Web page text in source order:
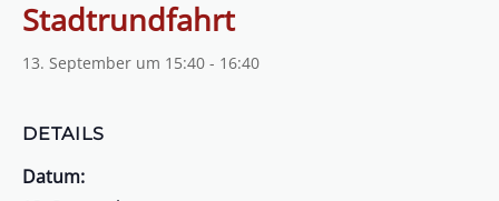
Stadtrundfahrt
13. September um 15:40 - 16:40
DETAILS
Datum: